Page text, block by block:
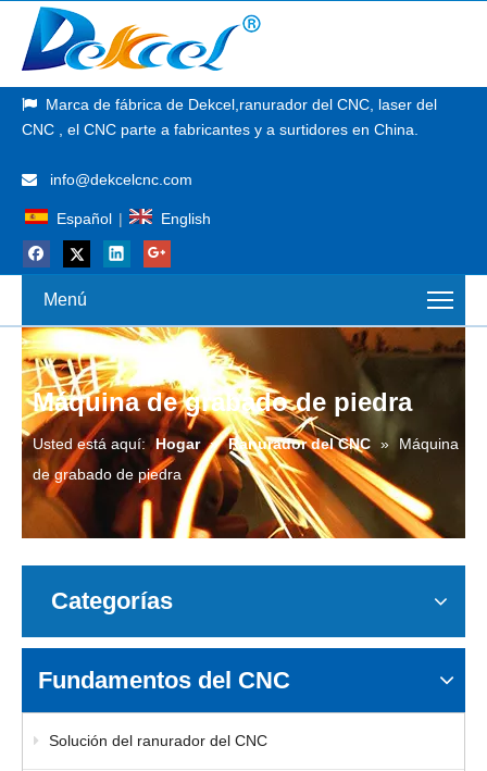
 Marca de fábrica de Dekcel, ranurador del CNC, laser del
CNC
, el CNC parte a fabricantes y a surtidores en China.
 info@dekcelcnc.com
Español | English
Menú
Máquina de grabado de piedra
Usted está aquí: Hogar » Ranurador del CNC »
Máquina
de grabado de piedra
Categorías
Fundamentos del CNC
Solución del ranurador del CNC